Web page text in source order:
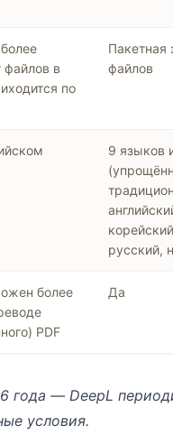
файлов в
по
Пакетная
файлов
9 языков
русский,
более
PDF
Да
года — DeepL
условия.